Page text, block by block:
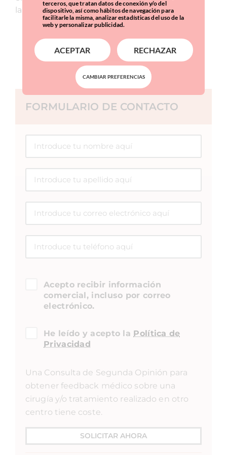
laparoscópica.
CURRICULUM
FORMULARIO DE CONTACTO
Acepto recibir información
comercial, incluso por correo
electrónico.
He leído y acepto la Política de
Privacidad
Una Consulta de Segunda Opinión para
obtener feedback médico sobre una
cirugía y/o tratamiento realizado en otro
centro tiene coste.
SOLICITAR AHORA
terceros, que tratan datos de conexión y/o del
dispositivo, así como hábitos de navegación para
facilitarle la misma, analizar estadísticas del uso de la
web y personalizar publicidad.
ACEPTAR RECHAZAR
CAMBIAR PREFERENCIAS